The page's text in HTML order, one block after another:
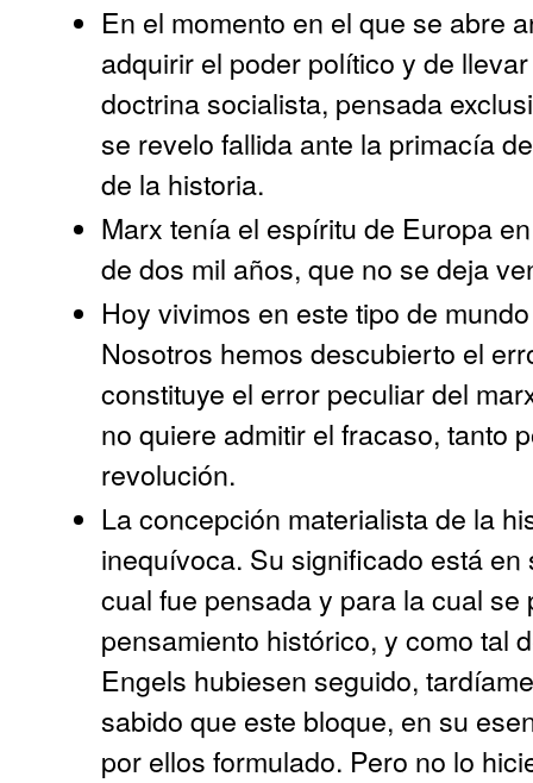
En el momento en el que se abre
adquirir el poder político y de
doctrina socialista, pensada
se revelo fallida ante la primacía
de la historia.
Marx tenía el espíritu de Europa
de dos mil años, que no se deja
Hoy vivimos en este tipo de
Nosotros hemos descubierto el
constituye el error peculiar del
no quiere admitir el fracaso, tanto
revolución.
La concepción materialista de la
inequívoca. Su significado está
cual fue pensada y para la cual
pensamiento histórico, y como tal
Engels hubiesen seguido,
sabido que este bloque, en su
por ellos formulado. Pero no lo